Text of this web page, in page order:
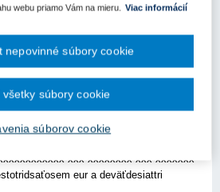
Z.z. o verejnom obstarávaní a o
x xxxxxxxx xxxxxxxxxxxxxx
xxxx xxx x xxxxxxxxxx x
ako vedúci člen skupiny dodávateľov
zdrxxxxxx xxxx xx xxxxxxxx
xxxxxxxx xxxx xxxx xxxxxxxxxxx
xxx xxxxxxxx xxx xxxxxxx
eur a deväťdesiattri
webu priamo Vám na mieru. Viac informácií
súborov cookie
nepovinné súbory cookie
všetky súbory cookie